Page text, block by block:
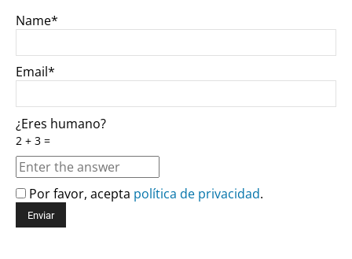
Name*
Email*
¿Eres humano?
2 + 3 =
Por favor, acepta política de privacidad.